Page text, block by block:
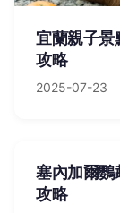
宜蘭親子
攻略
2025-07-23
塞內加爾鸚
攻略